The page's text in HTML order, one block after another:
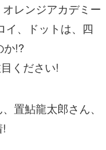
レンジアカデミー
イ、ドットは、四
か!?
ください!
置鮎龍太郎さん、